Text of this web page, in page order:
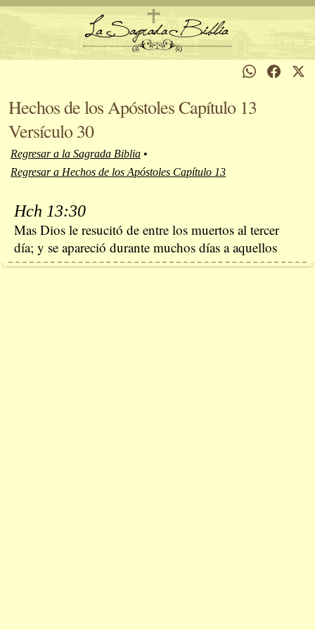
Hechos de los Apóstoles Capítulo 13
Versículo 30
Regresar a la Sagrada Biblia •
Regresar a Hechos de los Apóstoles Capítulo 13
Hch 13:30
Mas Dios le resucitó de entre los muertos al tercer
día; y se apareció durante muchos días a aquellos